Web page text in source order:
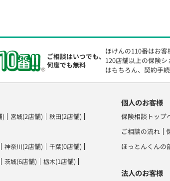
ご相談はいつでも、
何度でも無料
ほけんの110番はお
120店舗以上の保険
はもちろん、契約手
) 宮城(2店舗) 秋田(2店舗)
神奈川(2店舗) 千葉(0店舗)
茨城(6店舗) 栃木(1店舗)
個人のお客様
保険相談トップ
ご相談の流れ
ほっとんくんの
法人のお客様